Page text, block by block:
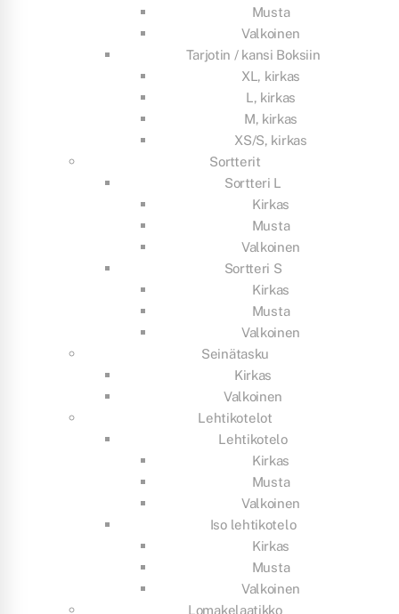
Musta
Valkoinen
Tarjotin / kansi Boksiin
XL, kirkas
L, kirkas
M, kirkas
XS/S, kirkas
Sortterit
Sortteri L
Kirkas
Musta
Valkoinen
Sortteri S
Kirkas
Musta
Valkoinen
Seinätasku
Kirkas
Valkoinen
Lehtikotelot
Lehtikotelo
Kirkas
Musta
Valkoinen
Iso lehtikotelo
Kirkas
Musta
Valkoinen
Lomakelaatikko